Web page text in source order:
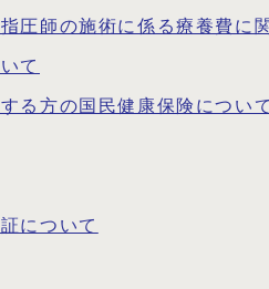
圧師の施術に係る療養費に
て
る方の国民健康保険について
について